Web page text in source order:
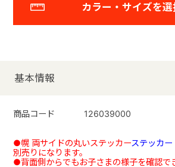
カラー・サイズを
基本情報
商品コード 126039000
●幌 両サイドの丸いステッカーステッカー
別売りになります。
●背面側からでもお子さまの様子を確認で